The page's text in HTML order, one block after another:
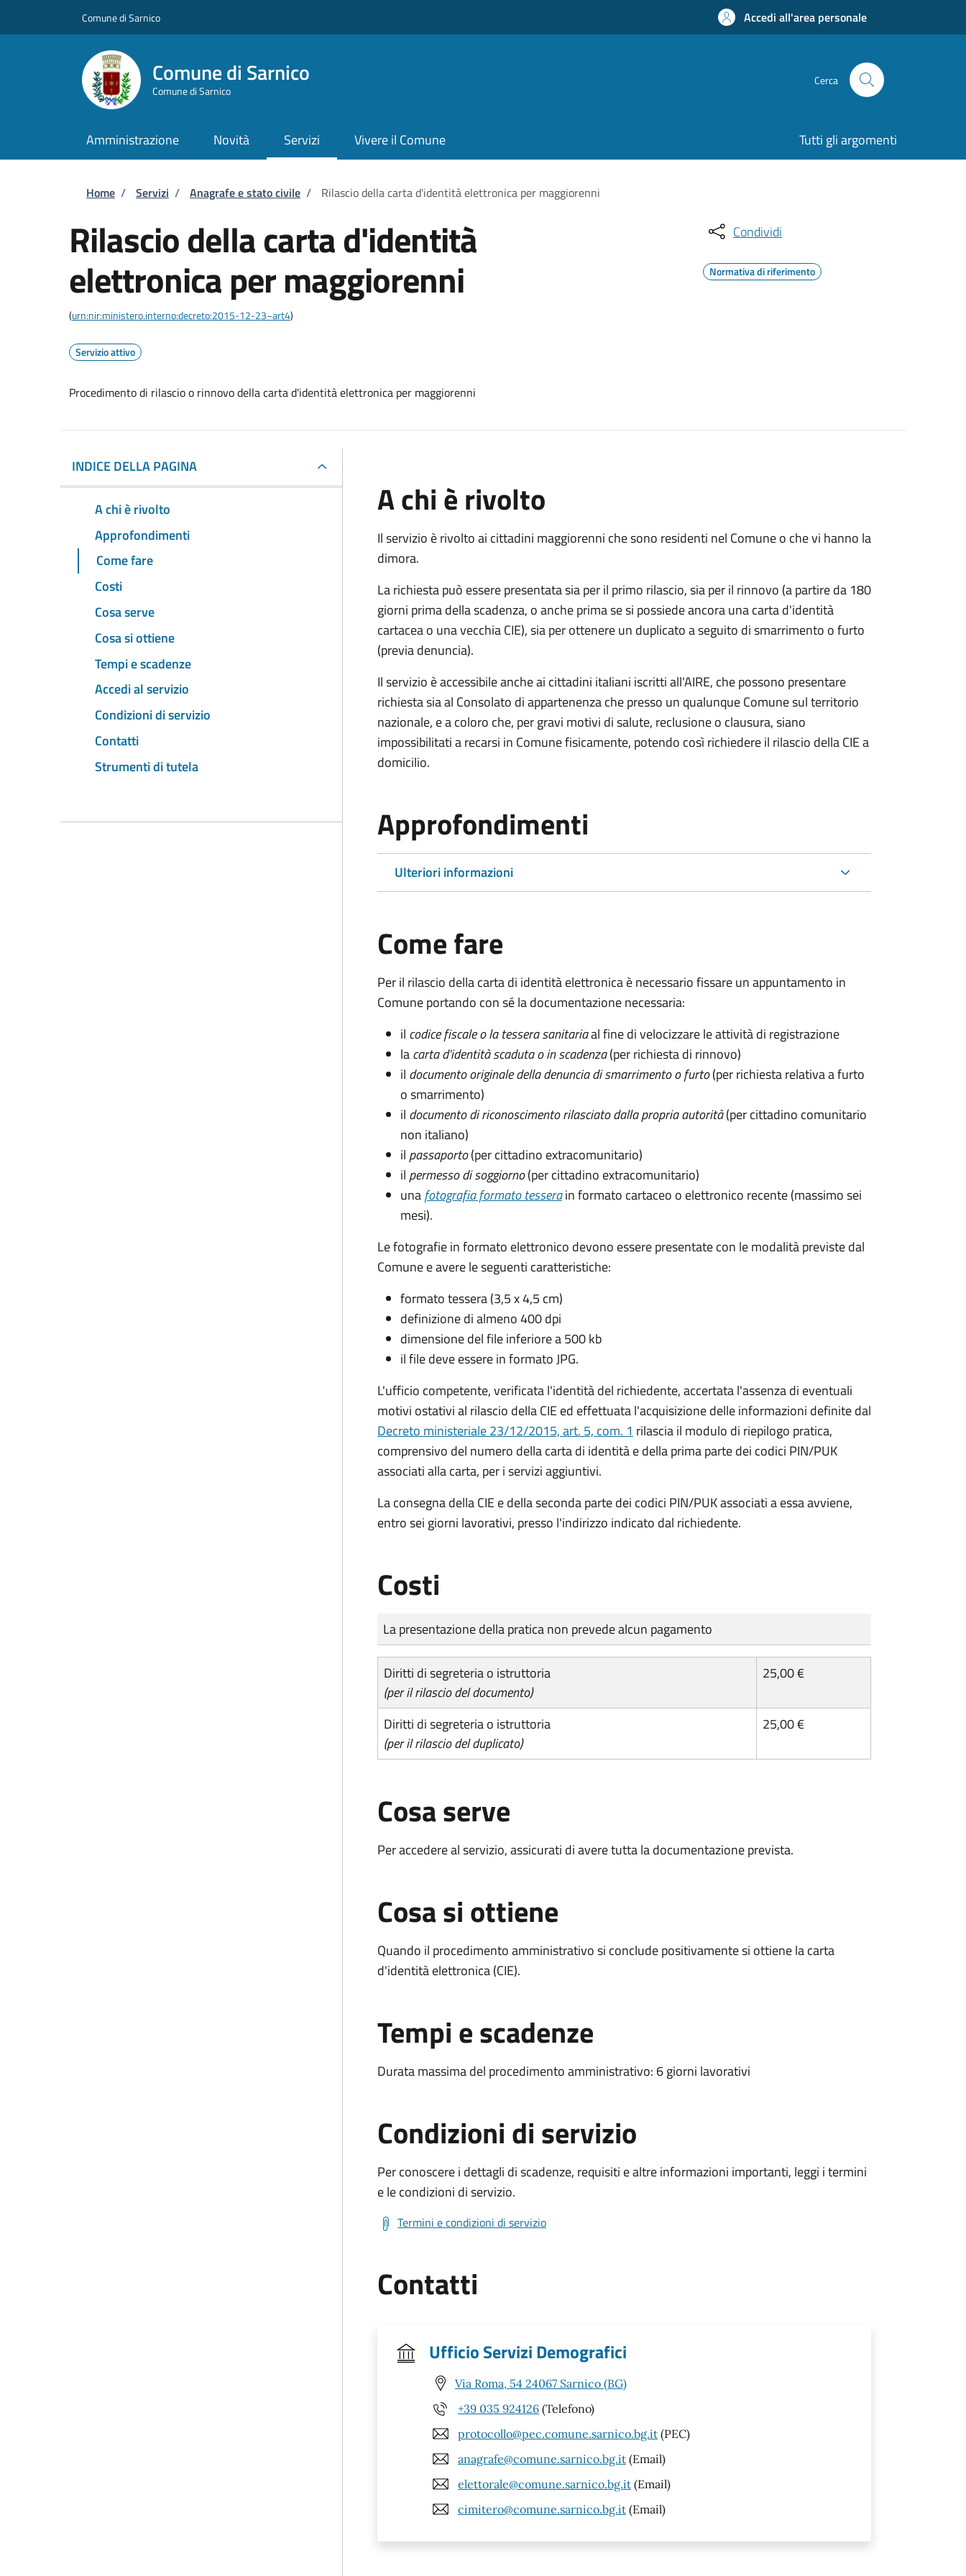
Comune di Sarnico Accedi all'area personale
Comune di Sarnico
Comune di Sarnico
Cerca
Amministrazione Novità Servizi Vivere il Comune Tutti gli argomenti
Briciole di pane
Home / Servizi / Anagrafe e stato civile / Rilascio della carta d'identità elettronica per maggiorenni
Rilascio della carta d'identità
elettronica per maggiorenni
(urn:nir:ministero.interno:decreto:2015-12-23~art4)
Servizio attivo
Procedimento di rilascio o rinnovo della carta d'identità elettronica per maggiorenni
Condividi
Normativa di riferimento
INDICE DELLA PAGINA
A chi è rivolto
Approfondimenti
Come fare
Costi
Cosa serve
Cosa si ottiene
Tempi e scadenze
Accedi al servizio
Condizioni di servizio
Contatti
Strumenti di tutela
A chi è rivolto
Il servizio è rivolto ai cittadini maggiorenni che sono residenti nel Comune o che vi hanno la
dimora.
La richiesta può essere presentata sia per il primo rilascio, sia per il rinnovo (a partire da 180
giorni prima della scadenza, o anche prima se si possiede ancora una carta d'identità
cartacea o una vecchia CIE), sia per ottenere un duplicato a seguito di smarrimento o furto
(previa denuncia).
Il servizio è accessibile anche ai cittadini italiani iscritti all'AIRE, che possono presentare
richiesta sia al Consolato di appartenenza che presso un qualunque Comune sul territorio
nazionale, e a coloro che, per gravi motivi di salute, reclusione o clausura, siano
impossibilitati a recarsi in Comune fisicamente, potendo così richiedere il rilascio della CIE a
domicilio.
Approfondimenti
Ulteriori informazioni
Come fare
Per il rilascio della carta di identità elettronica è necessario fissare un appuntamento in
Comune portando con sé la documentazione necessaria:
il codice fiscale o la tessera sanitariaal fine di velocizzare le attività di registrazione
lacarta d'identità scaduta o in scadenza(per richiesta di rinnovo)
il documento originale della denuncia di smarrimento o furto(per richiesta relativa a furto
o smarrimento)
il documento di riconoscimento rilasciato dalla propria autorità(per cittadino comunitario
non italiano)
il passaporto(per cittadino extracomunitario)
il permesso di soggiorno(per cittadino extracomunitario)
unafotografia formato tesserain formato cartaceo o elettronico recente (massimo sei
mesi).
Le fotografie in formato elettronico devono essere presentate con le modalità previste dal
Comune e avere le seguenti caratteristiche:
formato tessera (3,5 x 4,5 cm)
definizione di almeno 400 dpi
dimensione del file inferiore a 500 kb
il file deve essere in formato JPG.
L'ufficio competente, verificata l'identità del richiedente, accertata l'assenza di eventuali
motivi ostativi al rilascio della CIE ed effettuata l'acquisizione delle informazioni definite dal
Decreto ministeriale 23/12/2015, art. 5, com. 1 rilascia il modulo di riepilogo pratica,
comprensivo del numero della carta di identità e della prima parte dei codici PIN/PUK
associati alla carta, per i servizi aggiuntivi.
La consegna della CIE e della seconda parte dei codici PIN/PUK associati a essa avviene,
entro sei giorni lavorativi, presso l'indirizzo indicato dal richiedente.
Costi
Tipo di pagamento
Importo
La presentazione della pratica non prevede alcun pagamento
Diritti di segreteria o istruttoria
(per il rilascio del documento)
25,00 €
Diritti di segreteria o istruttoria
(per il rilascio del duplicato)
25,00 €
Cosa serve
Per accedere al servizio, assicurati di avere tutta la documentazione prevista.
Cosa si ottiene
Quando il procedimento amministrativo si conclude positivamente si ottiene la carta
d'identità elettronica (CIE).
Tempi e scadenze
Durata massima del procedimento amministrativo: 6 giorni lavorativi
Condizioni di servizio
Per conoscere i dettagli di scadenze, requisiti e altre informazioni importanti, leggi i termini
e le condizioni di servizio.
Termini e condizioni di servizio
Contatti
Ufficio Servizi Demografici
Via Roma, 54 24067 Sarnico (BG)
+39 035 924126 (Telefono)
protocollo@pec.comune.sarnico.bg.it (PEC)
anagrafe@comune.sarnico.bg.it (Email)
elettorale@comune.sarnico.bg.it (Email)
cimitero@comune.sarnico.bg.it (Email)